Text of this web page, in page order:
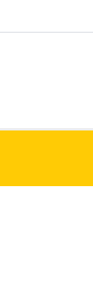
Türkiye'de